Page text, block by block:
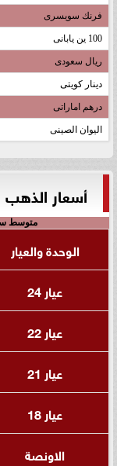
فرنك سويسرى
100 ين يابانى
ريال سعودى
دينار كويتى
درهم اماراتى
اليوان الصينى
أسعار الذهب
متوسط
الوحدة والعيار
عيار 24
عيار 22
عيار 21
عيار 18
الاونصة